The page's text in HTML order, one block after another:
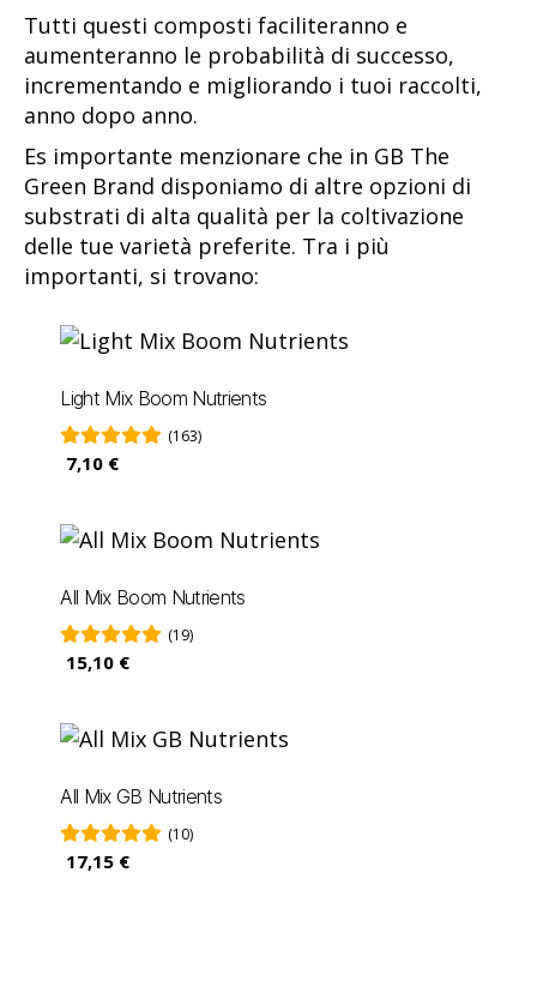
Tutti questi composti faciliteranno e
aumenteranno le probabilità di successo,
incrementando e migliorando i tuoi raccolti,
anno dopo anno.
Es importante menzionare che in GB The
Green Brand disponiamo di altre opzioni di
substrati di alta qualità per la coltivazione
delle tue varietà preferite. Tra i più
importanti, si trovano:
Light Mix Boom Nutrients
(163)
7,10 €
All Mix Boom Nutrients
(19)
15,10 €
All Mix GB Nutrients
(10)
17,15 €